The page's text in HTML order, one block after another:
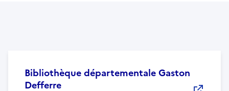
Bibliothèque départementale Gaston
Defferre